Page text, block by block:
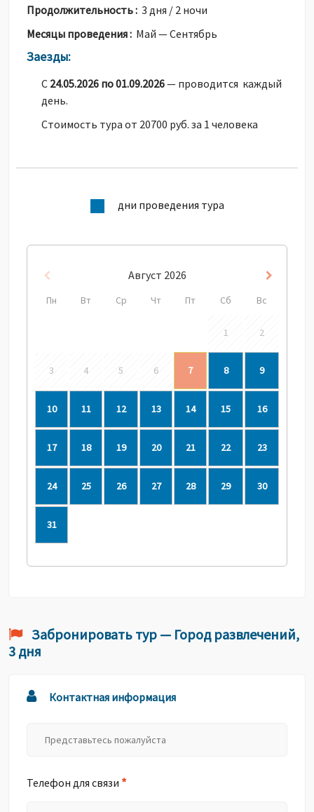
Продолжительность : 3 дня / 2 ночи
Месяцы проведения : Май — Сентябрь
Заезды:
С 24.05.2026 по 01.09.2026— проводится каждый
день.
Стоимость тура от 20700 руб. за 1 человека
дни проведения тура
Пред
Август 2026
Пн Вт Ср Чт Пт Сб Вс
1 2
3 4 5 6 7 8 9
10 11 12 13 14 15 16
17 18 19 20 21 22 23
24 25 26 27 28 29 30
31
Забронировать тур — Город развлечений,
3 дня
Контактная информация
Телефон для связи *